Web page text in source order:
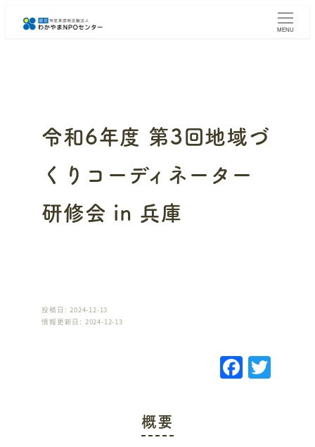
MENU
令和6年度 第3回地域づ
くりコーディネーター
研修会 in 兵庫
投稿日: 2024-12-13
情報更新日: 2024-12-13
F
a
T
概要